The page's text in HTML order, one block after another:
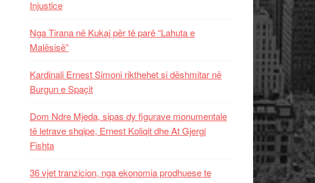
Injustice
Nga Tirana në Kukaj për të parë “Lahuta e
Malësisë”
Kardinali Ernest Simoni rikthehet si dëshmitar në
Burgun e Spaçit
Dom Ndre Mjeda, sipas dy figurave monumentale
të letrave shqipe, Ernest Koliqit dhe At Gjergj
Fishta
36 vjet tranzicion, nga ekonomia prodhuese te